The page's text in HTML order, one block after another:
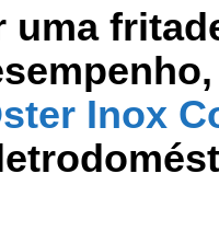
uma
Inox